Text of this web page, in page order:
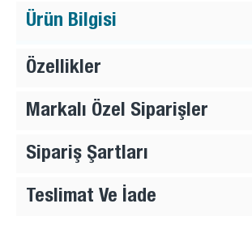
Ürün Bilgisi
Özellikler
Markalı Özel Siparişler
Sipariş Şartları
Teslimat Ve İade